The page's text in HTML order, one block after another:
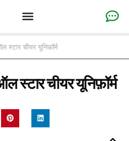
चीयर यूनिफ़ॉर्म
स्टार चीयर यूनिफ़ॉर्म